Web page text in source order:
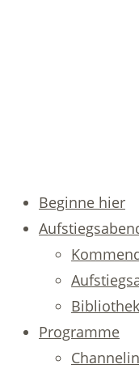
Beginne hier
Programme